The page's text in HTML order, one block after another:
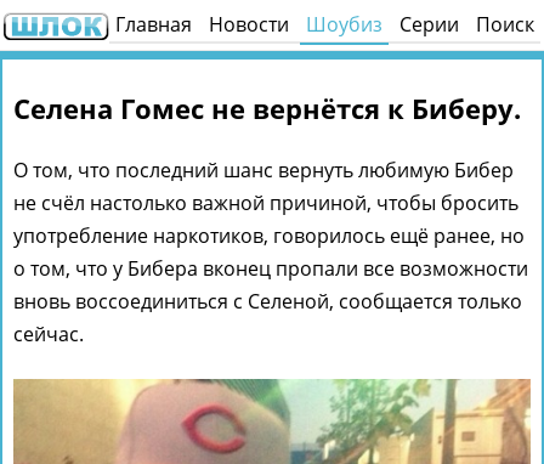
Главная Новости Шоубиз Серии Поиск
Селена Гомес не вернётся к Биберу.
О том, что последний шанс вернуть любимую Бибер
не счёл настолько важной причиной, чтобы бросить
употребление наркотиков, говорилось ещё ранее, но
о том, что у Бибера вконец пропали все возможности
вновь воссоединиться с Селеной, сообщается только
сейчас.